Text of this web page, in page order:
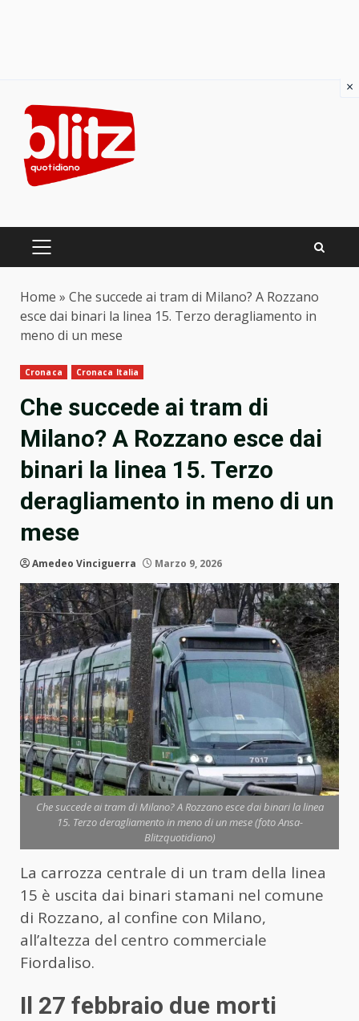
content
PRIMARY
Home » Che succede ai tram di Milano? A Rozzano
esce dai binari la linea 15. Terzo deragliamento in
meno di un mese
Cronaca Cronaca Italia
Che succede ai tram di
Milano? A Rozzano esce dai
binari la linea 15. Terzo
deragliamento in meno di un
mese
Amedeo Vinciguerra Marzo 9, 2026
Che succede ai tram di Milano? A Rozzano esce dai binari la linea
15. Terzo deragliamento in meno di un mese (foto Ansa-
Blitzquotidiano)
La carrozza centrale di un tram della linea
15 è uscita dai binari stamani nel comune
di Rozzano, al confine con Milano,
all’altezza del centro commerciale
Fiordaliso.
Il 27 febbraio due morti
×